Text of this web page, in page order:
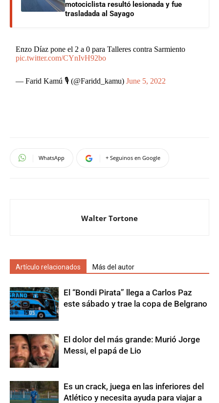
motociclista resultó lesionada y fue
trasladada al Sayago
Enzo Díaz pone el 2 a 0 para Talleres contra Sarmiento
pic.twitter.com/CYnIvH92bo
— Farid Kamú 🎙️ (@Faridd_kamu)June 5, 2022
WhatsApp + Seguinos en Google
Walter Tortone
Artículo relacionados Más del autor
El “Bondi Pirata” llega a Carlos Paz
este sábado y trae la copa de Belgrano
El dolor del más grande: Murió Jorge
Messi, el papá de Lio
Es un crack, juega en las inferiores del
Atlético y necesita ayuda para viajar a